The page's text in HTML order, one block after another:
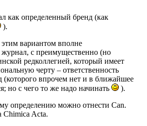
как определенный бренд (как
).
вариантом вполне
с преимущественно (но
редколлегией, который имеет
черту – ответственность
(которого впрочем нет и в ближайшее
но с чего то же надо начинать
).
определению можно отнести Can.
Chimica Acta.